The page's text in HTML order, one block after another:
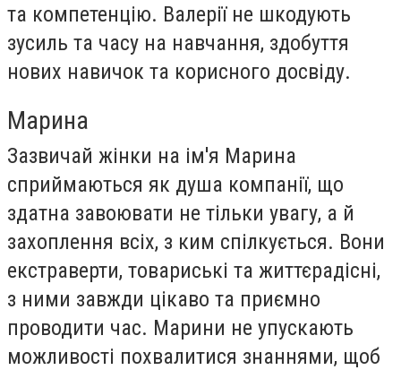
та компетенцію. Валерії не шкодують
зусиль та часу на навчання, здобуття
нових навичок та корисного досвіду.
Марина
Зазвичай жінки на ім'я Марина
сприймаються як душа компанії, що
здатна завоювати не тільки увагу, а й
захоплення всіх, з ким спілкується. Вони
екстраверти, товариські та життєрадісні,
з ними завжди цікаво та приємно
проводити час. Марини не упускають
можливості похвалитися знаннями, щоб